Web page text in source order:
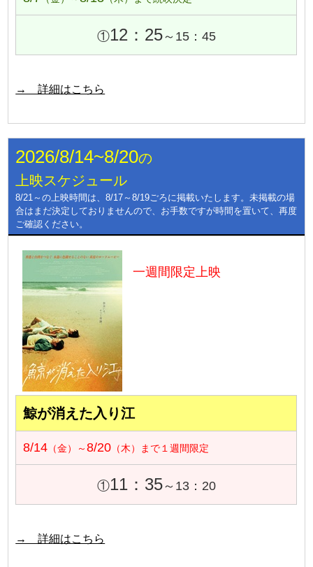
①12：25～15：45
→ 詳細はこちら
2026/8/14~8/20の
上映スケジュール
8/21～の上映時間は、8/17～8/19ごろに掲載いたします。未掲載の場
合はまだ決定しておりませんので、お手数ですが時間を置いて、再度
ご確認ください。
一週間限定上映
鯨が消えた入り江
8/14 （金）～8/20 （木）まで１週間限定
①11：35～13：20
→ 詳細はこちら